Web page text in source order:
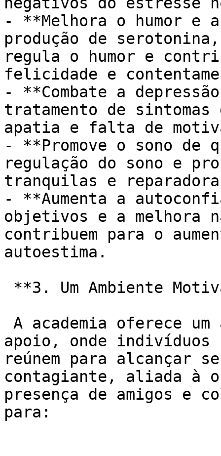
- **Melhora o humor e
produção de
regula o humor e
felicidade e
- **Combate a
tratamento de
apatia e falta de
- **Promove o sono
regulação do sono e
tranquilas e
- **Aumenta a
objetivos e a melhora
contribuem para o
autoestima.
apoio, onde indivíduos
reúnem para alcançar
contagiante, aliada à
presença de amigos e
para: